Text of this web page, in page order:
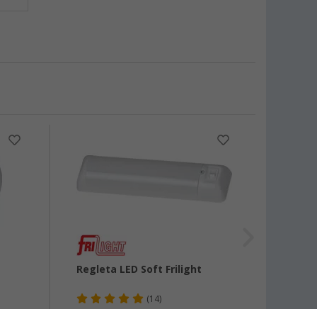
Regleta LED Soft Frilight
(14)